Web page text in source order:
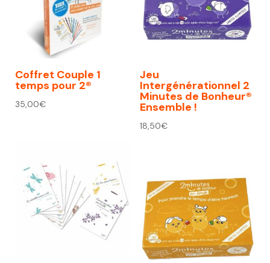
Coffret Couple 1
temps pour 2®
35,00€
Jeu
Intergénérationnel 2
Minutes de Bonheur®
Ensemble !
18,50€